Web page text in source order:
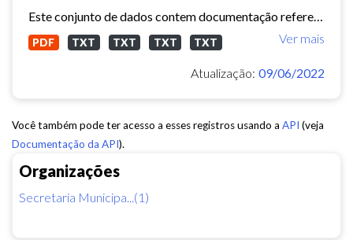
Organizações
Secretaria Municipa...(1)
Ver mais
PDF TXT TXT TXT TXT
Atualização: 09/06/2022
Você também pode ter acesso a esses registros usando a API (veja
Documentação da API).